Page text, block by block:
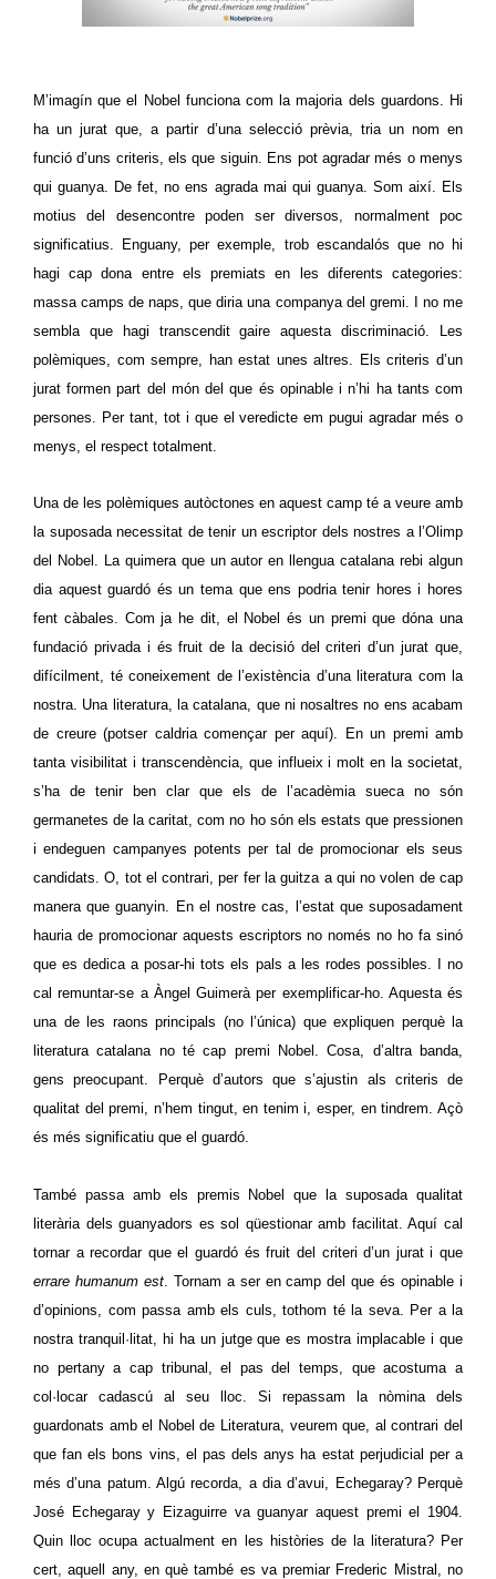
M’imagín que el Nobel funciona com la majoria dels guardons. Hi
ha un jurat que, a partir d’una selecció prèvia, tria un nom en
funció d’uns criteris, els que siguin. Ens pot agradar més o menys
qui guanya. De fet, no ens agrada mai qui guanya. Som així. Els
motius del desencontre poden ser diversos, normalment poc
significatius. Enguany, per exemple, trob escandalós que no hi
hagi cap dona entre els premiats en les diferents categories:
massa camps de naps, que diria una companya del gremi. I no me
sembla que hagi transcendit gaire aquesta discriminació. Les
polèmiques, com sempre, han estat unes altres. Els criteris d’un
jurat formen part del món del que és opinable i n’hi ha tants com
persones. Per tant, tot i que el veredicte em pugui agradar més o
menys, el respect totalment.
Una de les polèmiques autòctones en aquest camp té a veure amb
la suposada necessitat de tenir un escriptor dels nostres a l’Olimp
del Nobel. La quimera que un autor en llengua catalana rebi algun
dia aquest guardó és un tema que ens podria tenir hores i hores
fent càbales. Com ja he dit, el Nobel és un premi que dóna una
fundació privada i és fruit de la decisió del criteri d’un jurat que,
difícilment, té coneixement de l’existència d’una literatura com la
nostra. Una literatura, la catalana, que ni nosaltres no ens acabam
de creure (potser caldria començar per aquí). En un premi amb
tanta visibilitat i transcendència, que influeix i molt en la societat,
s’ha de tenir ben clar que els de l’acadèmia sueca no són
germanetes de la caritat, com no ho són els estats que pressionen
i endeguen campanyes potents per tal de promocionar els seus
candidats. O, tot el contrari, per fer la guitza a qui no volen de cap
manera que guanyin. En el nostre cas, l’estat que suposadament
hauria de promocionar aquests escriptors no només no ho fa sinó
que es dedica a posar-hi tots els pals a les rodes possibles. I no
cal remuntar-se a Àngel Guimerà per exemplificar-ho. Aquesta és
una de les raons principals (no l’única) que expliquen perquè la
literatura catalana no té cap premi Nobel. Cosa, d’altra banda,
gens preocupant. Perquè d’autors que s’ajustin als criteris de
qualitat del premi, n’hem tingut, en tenim i, esper, en tindrem. Açò
és més significatiu que el guardó.
També passa amb els premis Nobel que la suposada qualitat
literària dels guanyadors es sol qüestionar amb facilitat. Aquí cal
tornar a recordar que el guardó és fruit del criteri d’un jurat i que
errare humanum est. Tornam a ser en camp del que és opinable i
d’opinions, com passa amb els culs, tothom té la seva. Per a la
nostra tranquil·litat, hi ha un jutge que es mostra implacable i que
no pertany a cap tribunal, el pas del temps, que acostuma a
col·locar cadascú al seu lloc. Si repassam la nòmina dels
guardonats amb el Nobel de Literatura, veurem que, al contrari del
que fan els bons vins, el pas dels anys ha estat perjudicial per a
més d’una patum. Algú recorda, a dia d’avui, Echegaray? Perquè
José Echegaray y Eizaguirre va guanyar aquest premi el 1904.
Quin lloc ocupa actualment en les històries de la literatura? Per
cert, aquell any, en què també es va premiar Frederic Mistral, no